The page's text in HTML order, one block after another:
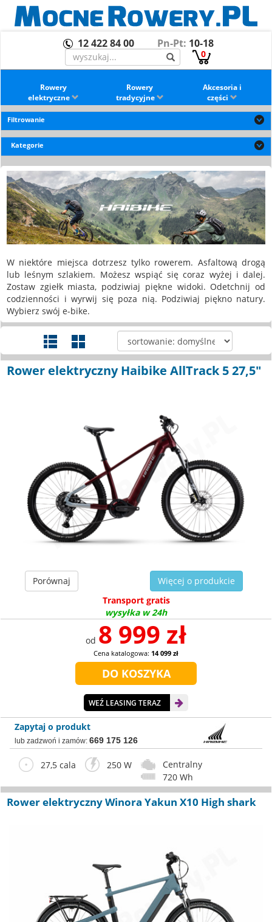
12 422 84 00 Pn-Pt: 10-18
0
Rowery
elektryczne
Rowery
tradycyjne
Akcesoria i
części
Filtrowanie
Kategorie
W niektóre miejsca dotrzesz tylko rowerem. Asfaltową drogą
lub leśnym szlakiem. Możesz wspiąć się coraz wyżej i dalej.
Zostaw zgiełk miasta, podziwiaj piękne widoki. Odetchnij od
codzienności i wyrwij się poza nią. Podziwiaj piękno natury.
Wybierz swój e-bike.
Rower elektryczny Haibike AllTrack 5 27,5"
Porównaj
Więcej o produkcie
Transport gratis
wysyłka w 24h
od 8 999 zł
Cena katalogowa: 14 099 zł
WEŹ LEASING TERAZ
Zapytaj o produkt
lub zadzwoń i zamów: 669 175 126
27,5 cala 250 W
Centralny
720 Wh
Rower elektryczny Winora Yakun X10 High shark